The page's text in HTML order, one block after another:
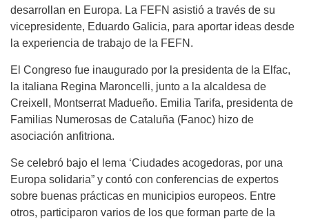
desarrollan en Europa. La FEFN asistió a través de su
vicepresidente, Eduardo Galicia, para aportar ideas desde
la experiencia de trabajo de la FEFN.
El Congreso fue inaugurado por la presidenta de la Elfac,
la italiana Regina Maroncelli, junto a la alcaldesa de
Creixell, Montserrat Madueño. Emilia Tarifa, presidenta de
Familias Numerosas de Cataluña (Fanoc) hizo de
asociación anfitriona.
Se celebró bajo el lema ‘Ciudades acogedoras, por una
Europa solidaria” y contó con conferencias de expertos
sobre buenas prácticas en municipios europeos. Entre
otros, participaron varios de los que forman parte de la